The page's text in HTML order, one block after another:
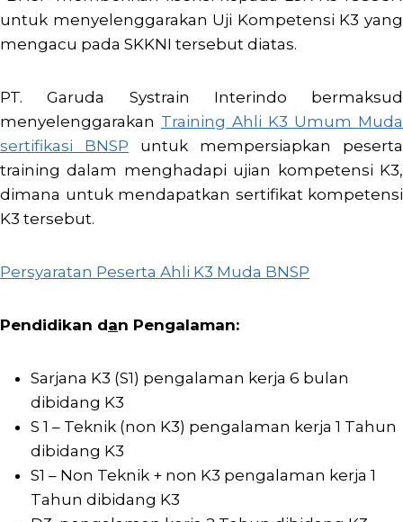
untuk menyelenggarakan Uji Kompetensi K3 yang
mengacu pada SKKNI tersebut diatas.
PT. Garuda Systrain Interindo bermaksud
menyelenggarakan Training Ahli K3 Umum Muda
sertifikasi BNSP untuk mempersiapkan peserta
training dalam menghadapi ujian kompetensi K3,
dimana untuk mendapatkan sertifikat kompetensi
K3 tersebut.
Persyaratan Peserta Ahli K3 Muda BNSP
Pendidikan dan Pengalaman:
Sarjana K3 (S1) pengalaman kerja 6 bulan
dibidang K3
S 1 – Teknik (non K3) pengalaman kerja 1 Tahun
dibidang K3
S1 – Non Teknik + non K3 pengalaman kerja 1
Tahun dibidang K3